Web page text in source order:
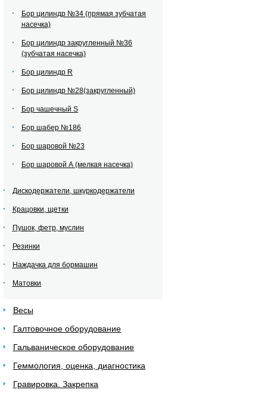
Бор цилиндр №34 (прямая зубчатая
насечка)
Бор цилиндр закругленный №36
(зубчатая насечка)
Бор цилиндр R
Бор цилиндр №28(закругленный)
Бор чашечный S
Бор шабер №186
Бор шаровой №23
Бор шаровой А (мелкая насечка)
Дискодержатели, шкуркодержатели
Крацовки, щетки
Пушок, фетр, муслин
Резинки
Наждачка для бормашин
Матовки
Весы
Галтовочное оборудование
Гальваническое оборудование
Геммология, оценка, диагностика
Гравировка. Закрепка